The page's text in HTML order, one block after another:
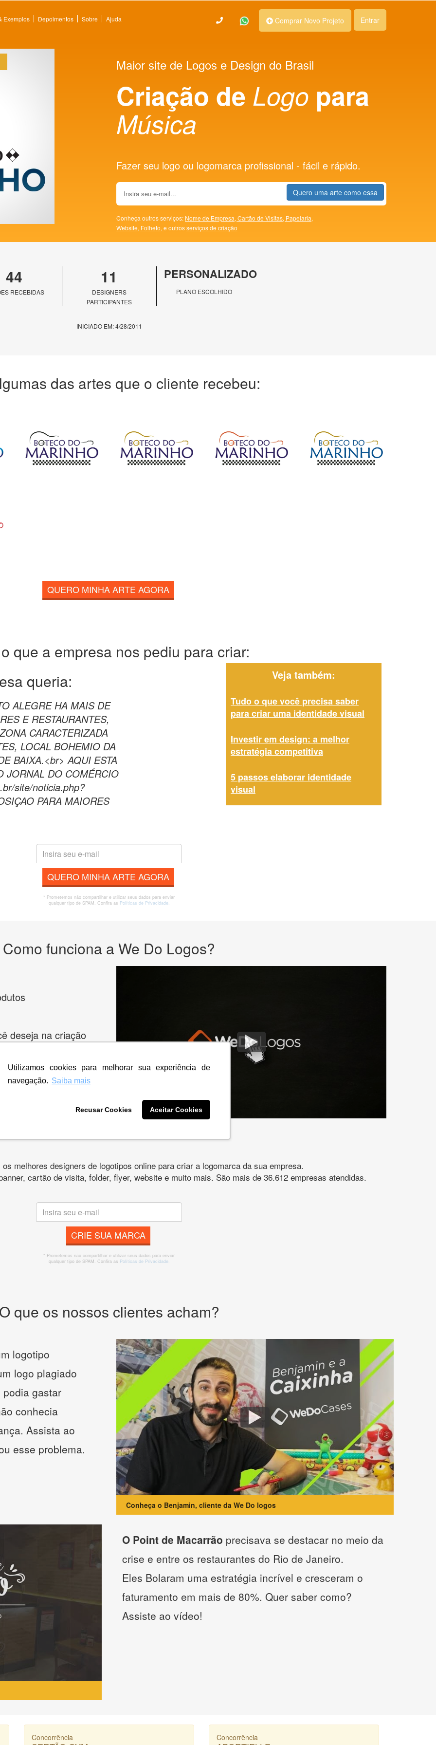
Utilizamos cookies para melhorar sua experiência de
navegação. Saiba mais
Recusar Cookies Aceitar Cookies
Exemplos Depoimentos Sobre Ajuda Comprar Novo Projeto Entrar
Maior site de Logos e Design do Brasil
Criação de Logo para
Música
Fazer seu logo ou logomarca profissional - fácil e rápido.
Quero uma arte como essa
Conheça outros serviços: Nome de Empresa, Cartão de Visitas, Papelaria,
Website, Folheto, e outrosserviços de criação
44
RECEBIDAS
11
DESIGNERS
PARTICIPANTES
PERSONALIZADO
PLANO ESCOLHIDO
INICIADO EM: 4/28/2011
das artes que o cliente recebeu:
QUERO MINHA ARTE AGORA
que a empresa nos pediu para criar:
queria:
ALEGRE HA MAIS DE
E RESTAURANTES,
CARACTERIZADA
LOCAL BOHEMIO DA
BAIXA.<br> AQUI ESTA
JORNAL DO COMÉRCIO
site/noticia.php?
PARA MAIORES
Veja também:
Tudo o que você precisa saber
para criar uma identidade visual
Investir em design: a melhor
estratégia competitiva
5 passos elaborar identidade
visual
QUERO MINHA ARTE AGORA
* Prometemos não compartilhar e utilizar seus dados para enviar
qualquer tipo de SPAM. Confira as Políticas de Privacidade.
Como funciona a We Do Logos?
deseja na criação
e peça
melhores designers de logotipos online para criar a logomarca da sua empresa.
cartão de visita, folder, flyer, website e muito mais. São mais de 36.612 empresas atendidas.
CRIE SUA MARCA
* Prometemos não compartilhar e utilizar seus dados para enviar
qualquer tipo de SPAM. Confira as Políticas de Privacidade.
que os nossos clientes acham?
logotipo
logo plagiado
gastar
conhecia
Assista ao
esse problema.
Conheça o Benjamin, cliente da We Do logos
O Point de Macarrão precisava se destacar no meio da
crise e entre os restaurantes do Rio de Janeiro.
Eles Bolaram uma estratégia incrível e cresceram o
faturamento em mais de 80%. Quer saber como?
Assiste ao vídeo!
Concorrência Concorrência